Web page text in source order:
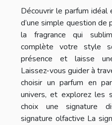
Découvrir le parfum
d’une simple question de
la fragrance qui
complète votre style
présence et laisse
Laissez-vous guider à
choisir un parfum en
univers, et explorez les
choix une signature
signature olfactive La